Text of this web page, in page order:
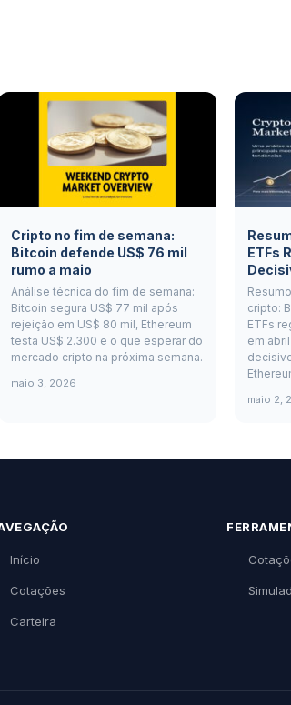
Cripto no fim de semana:
Bitcoin defende US$ 76 mil
rumo a maio
Análise técnica do fim de semana:
Bitcoin segura US$ 77 mil após
rejeição em US$ 80 mil, Ethereum
testa US$ 2.300 e o que esperar do
mercado cripto na próxima semana.
maio 3, 2026
ETFs
cripto:
ETFs
em
maio 2,
Início
Cotações
Carteira